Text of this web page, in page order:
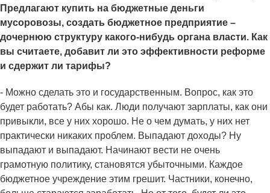
Предлагают купить на бюджетные деньги
мусоровозы, создать бюджетное предприятие –
дочернюю структуру какого-нибудь органа власти. Как
вы считаете, добавит ли это эффективности реформе
и сдержит ли тарифы?
- Можно сделать это и государственным. Вопрос, как это
будет работать? Абы как. Люди получают зарплаты, как они
привыкли, все у них хорошо. Не о чем думать, у них нет
практически никаких проблем. Выпадают доходы? Ну
выпадают и выпадают. Начинают вести не очень
грамотную политику, становятся убыточными. Каждое
бюджетное учреждение этим грешит. Частники, конечно,